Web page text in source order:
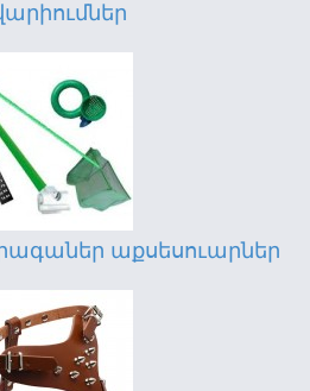
աքսեսուարներ